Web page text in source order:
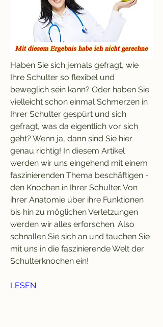
Haben Sie sich jemals gefragt, wie
Ihre Schulter so flexibel und
beweglich sein kann? Oder haben Sie
vielleicht schon einmal Schmerzen in
Ihrer Schulter gespürt und sich
gefragt, was da eigentlich vor sich
geht? Wenn ja, dann sind Sie hier
genau richtig! In diesem Artikel
werden wir uns eingehend mit einem
faszinierenden Thema beschäftigen -
den Knochen in Ihrer Schulter. Von
ihrer Anatomie über ihre Funktionen
bis hin zu möglichen Verletzungen
werden wir alles erforschen. Also
schnallen Sie sich an und tauchen Sie
mit uns in die faszinierende Welt der
Schulterknochen ein!
LESEN